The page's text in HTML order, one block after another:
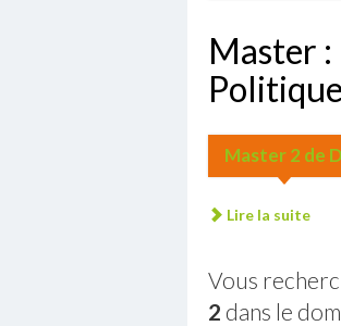
Master
Master 2 de
Lire la suite
Vous
2 dans le